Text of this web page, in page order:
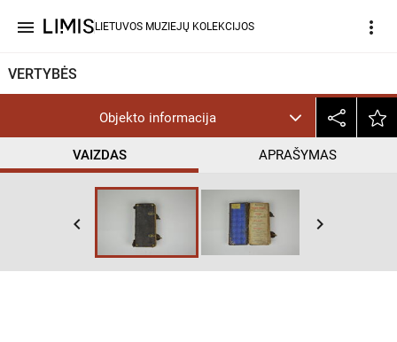
menu LIETUVOS MUZIEJŲ KOLEKCIJOS more_vert
VERTYBĖS
Objekto informacija
VAIZDAS APRAŠYMAS
keyboard_arrow_left keyboard_arrow_right